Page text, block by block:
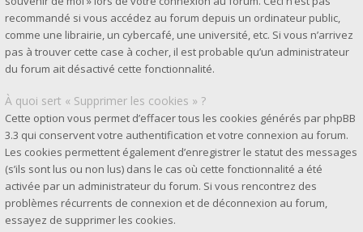
recommandé si vous accédez au forum depuis un ordinateur public,
comme une librairie, un cybercafé, une université, etc. Si vous n’arrivez
pas à trouver cette case à cocher, il est probable qu’un administrateur
du forum ait désactivé cette fonctionnalité.
À quoi sert « Supprimer les cookies » ?
Cette option vous permet d’effacer tous les cookies générés par phpBB
3.3 qui conservent votre authentification et votre connexion au forum.
Les cookies permettent également d’enregistrer le statut des messages
(s’ils sont lus ou non lus) dans le cas où cette fonctionnalité a été
activée par un administrateur du forum. Si vous rencontrez des
problèmes récurrents de connexion et de déconnexion au forum,
essayez de supprimer les cookies.